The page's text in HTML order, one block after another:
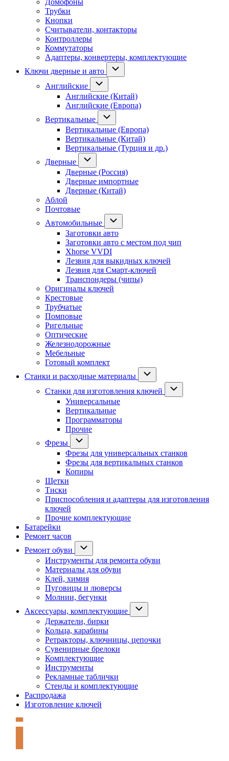
Домофоны
Трубки
Кнопки
Считыватели, контакторы
Контроллеры
Коммутаторы
Адаптеры, конвертеры, комплектующие
Ключи дверные и авто
Английские
Английские (Китай)
Английские (Европа)
Вертикальные
Вертикальные (Европа)
Вертикальные (Китай)
Вертикальные (Турция и др.)
Дверные
Дверные (Россия)
Дверные импортные
Дверные (Китай)
Аблой
Почтовые
Автомобильные
Заготовки авто
Заготовки авто с местом под чип
Xhorse VVDI
Лезвия для выкидных ключей
Лезвия для Смарт-ключей
Транспондеры (чипы)
Оригиналы ключей
Крестовые
Трубчатые
Помповые
Ригельные
Оптические
Железнодорожные
Мебельные
Готовый комплект
Станки и расходные материалы
Станки для изготовления ключей
Универсальные
Вертикальные
Программаторы
Прочие
Фрезы
Фрезы для универсальных станков
Фрезы для вертикальных станков
Копиры
Щетки
Тиски
Приспособления и адаптеры для изготовления
ключей
Прочие комплектующие
Батарейки
Ремонт часов
Ремонт обуви
Инструменты для ремонта обуви
Материалы для обуви
Клей, химия
Пуговицы и люверсы
Молнии, бегунки
Аксессуары, комплектующие
Держатели, бирки
Кольца, карабины
Ретракторы, ключницы, цепочки
Сувенирные брелоки
Комплектующие
Инструменты
Рекламные таблички
Стенды и комплектующие
Распродажа
Изготовление ключей